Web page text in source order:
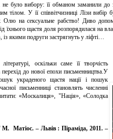
було вибору: її обманом заманили до
тілом. У її співвітчизниці Лізи вибір
Олю на сексуальне рабство! Диво
їхнього щастя доля розпорядилася на
якими подруги застрягнуть у ліфті…
оскільки саме її творчість
до нової епохи письменництва.У
украденого щастя нації і пошук
письменниці становлять численні
«Москалиця», "Нація», «Солодка
Матіос. – Львів : Піраміда, 2011. –